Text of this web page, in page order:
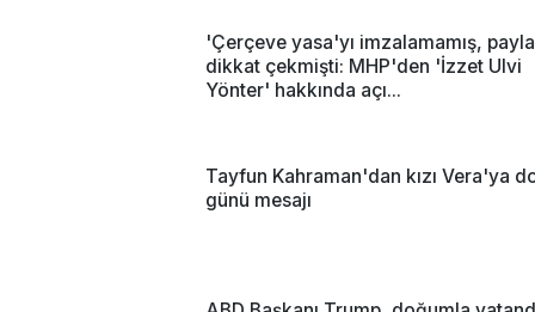
'Çerçeve yasa'yı imzalamamış,
dikkat çekmişti: MHP'den 'İzzet Ulvi
Yönter' hakkında açı...
Tayfun Kahraman'dan kızı Vera'ya
günü mesajı